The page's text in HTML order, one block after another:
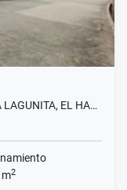
LAGUNITA, EL HA…
m2